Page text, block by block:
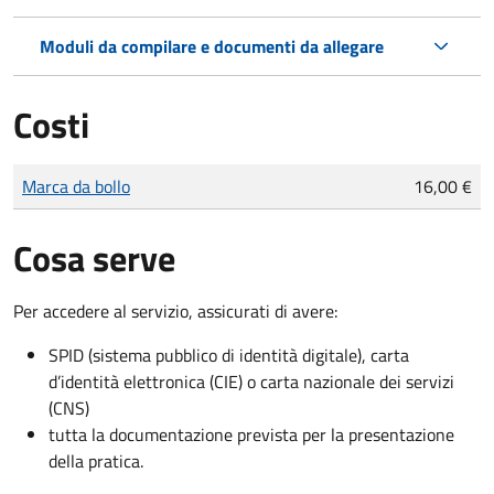
Moduli da compilare e documenti da allegare
Costi
Tipo di pagamento
Importo
Marca da bollo 16,00 €
Cosa serve
Per accedere al servizio, assicurati di avere:
SPID (sistema pubblico di identità digitale), carta
d’identità elettronica (CIE) o carta nazionale dei servizi
(CNS)
tutta la documentazione prevista per la presentazione
della pratica.